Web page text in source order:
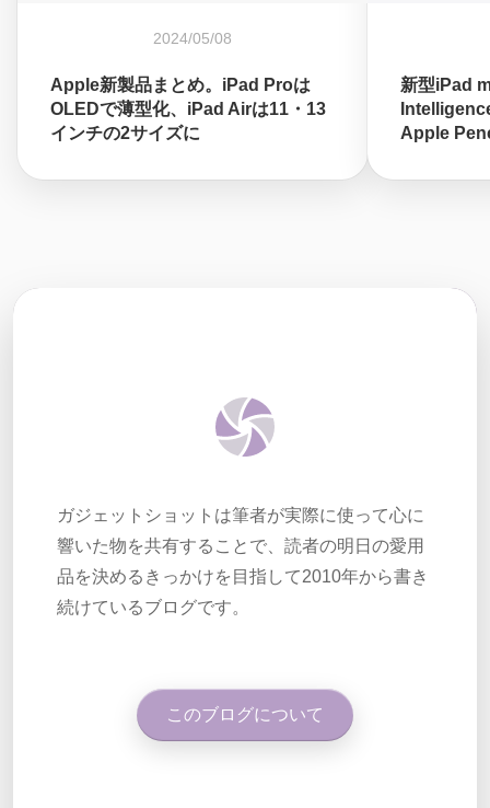
2024/05/08
Apple新製品まとめ。iPad Proは
OLEDで薄型化、iPad Airは11・13
インチの2サイズに
新型iPad
Apple
ガジェットショットは筆者が実際に使って心に
響いた物を共有することで、読者の明日の愛用
品を決めるきっかけを目指して2010年から書き
続けているブログです。
このブログについて